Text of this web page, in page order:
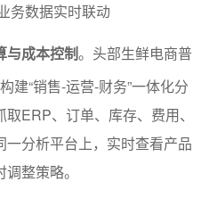
务数据实时联动
与成本控制。头部生鲜电商普
建“销售-运营-财务”一体化分
ERP、订单、库存、费用、
分析平台上，实时查看产品
整策略。